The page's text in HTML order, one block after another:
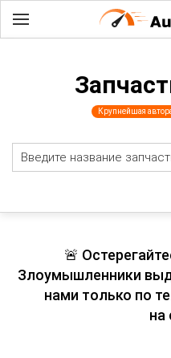
Крупнейшая
🚨
Злоумышленники
нами только по
на